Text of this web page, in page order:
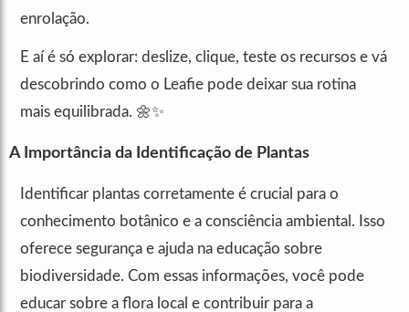
enrolação.
E aí é só explorar: deslize, clique, teste os recursos e vá
descobrindo como o Leafie pode deixar sua rotina
mais equilibrada. 🌼✨
A Importância da Identificação de Plantas
Identificar plantas corretamente é crucial para o
conhecimento botânico e a consciência ambiental. Isso
oferece segurança e ajuda na educação sobre
biodiversidade. Com essas informações, você pode
educar sobre a flora local e contribuir para a